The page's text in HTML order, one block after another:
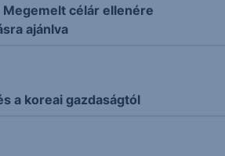
célár ellenére
ajánlva
a koreai gazdaságtól